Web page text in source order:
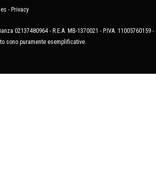
- Privacy
02137480964 - R.E.A. MB-1370021 - P.IVA. 11005760159
sono puramente esemplificative.